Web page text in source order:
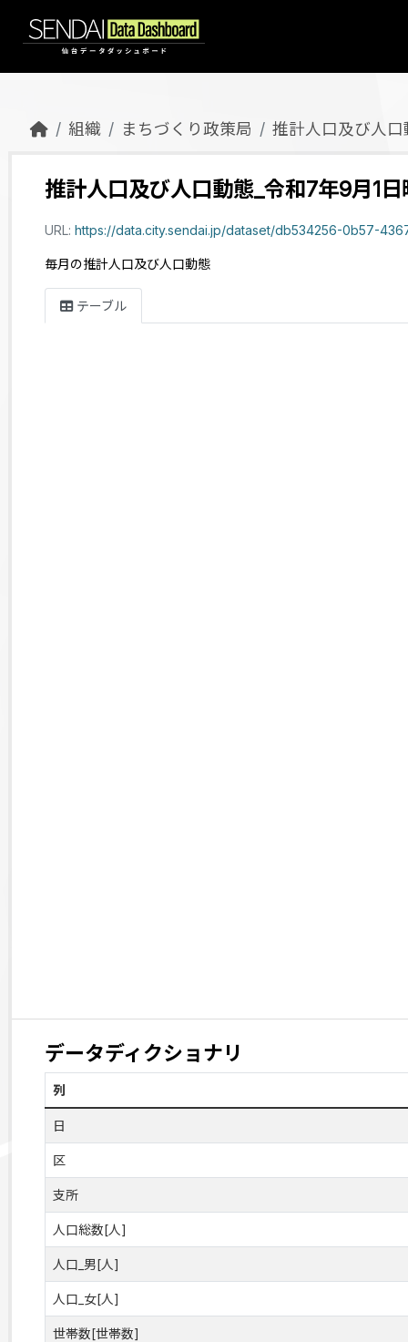
組織 まちづくり政策局 推計人口及び人
推計人口及び人口動態_令和7年9月1日
URL: https://data.city.sendai.jp/dataset/db534256-0b57-4367-886c-
毎月の推計人口及び人口動態
テーブル
データディクショナリ
列
日
区
支所
人口総数[人]
人口_男[人]
人口_女[人]
世帯数[世帯数]